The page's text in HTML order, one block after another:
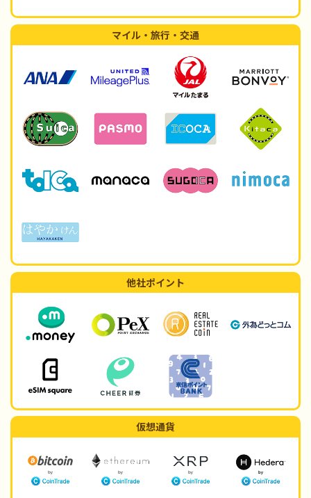
マイル・旅行・交通
他社ポイント
仮想通貨